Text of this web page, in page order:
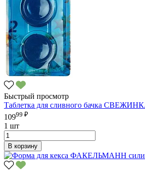
Быстрый просмотр
Таблетка для сливного бачка
10999 ₽
1 шт
В корзину